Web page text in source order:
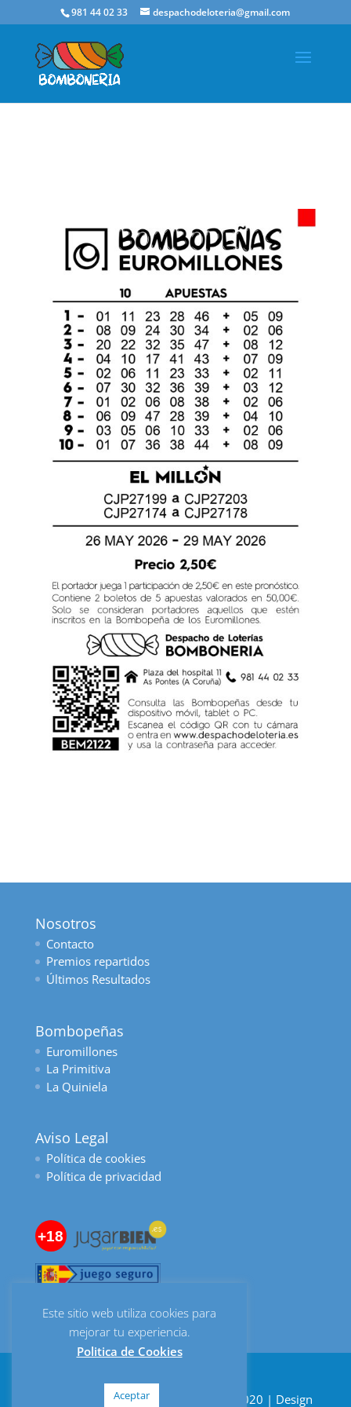
981 44 02 33 despachodeloteria@gmail.com
Nosotros
Contacto
Premios repartidos
Últimos Resultados
Bombopeñas
Euromillones
La Primitiva
La Quiniela
Aviso Legal
Política de cookies
Política de privacidad
+18
Despacho de Lotería Bombonería © 2020 | Design
Este sitio web utiliza cookies para
mejorar tu experiencia.
Politica de Cookies
Aceptar